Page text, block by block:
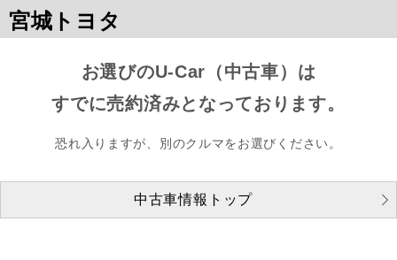
宮城トヨタ
お選びのU-Car（中古車）は
すでに売約済みとなっております。
恐れ入りますが、別のクルマをお選びください。
中古車情報トップ